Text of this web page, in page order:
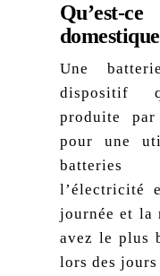
Qu’est-
Une
dispositif
produite
pour une
batteries
l’électricité
journée et la
avez le plus
lors des jours